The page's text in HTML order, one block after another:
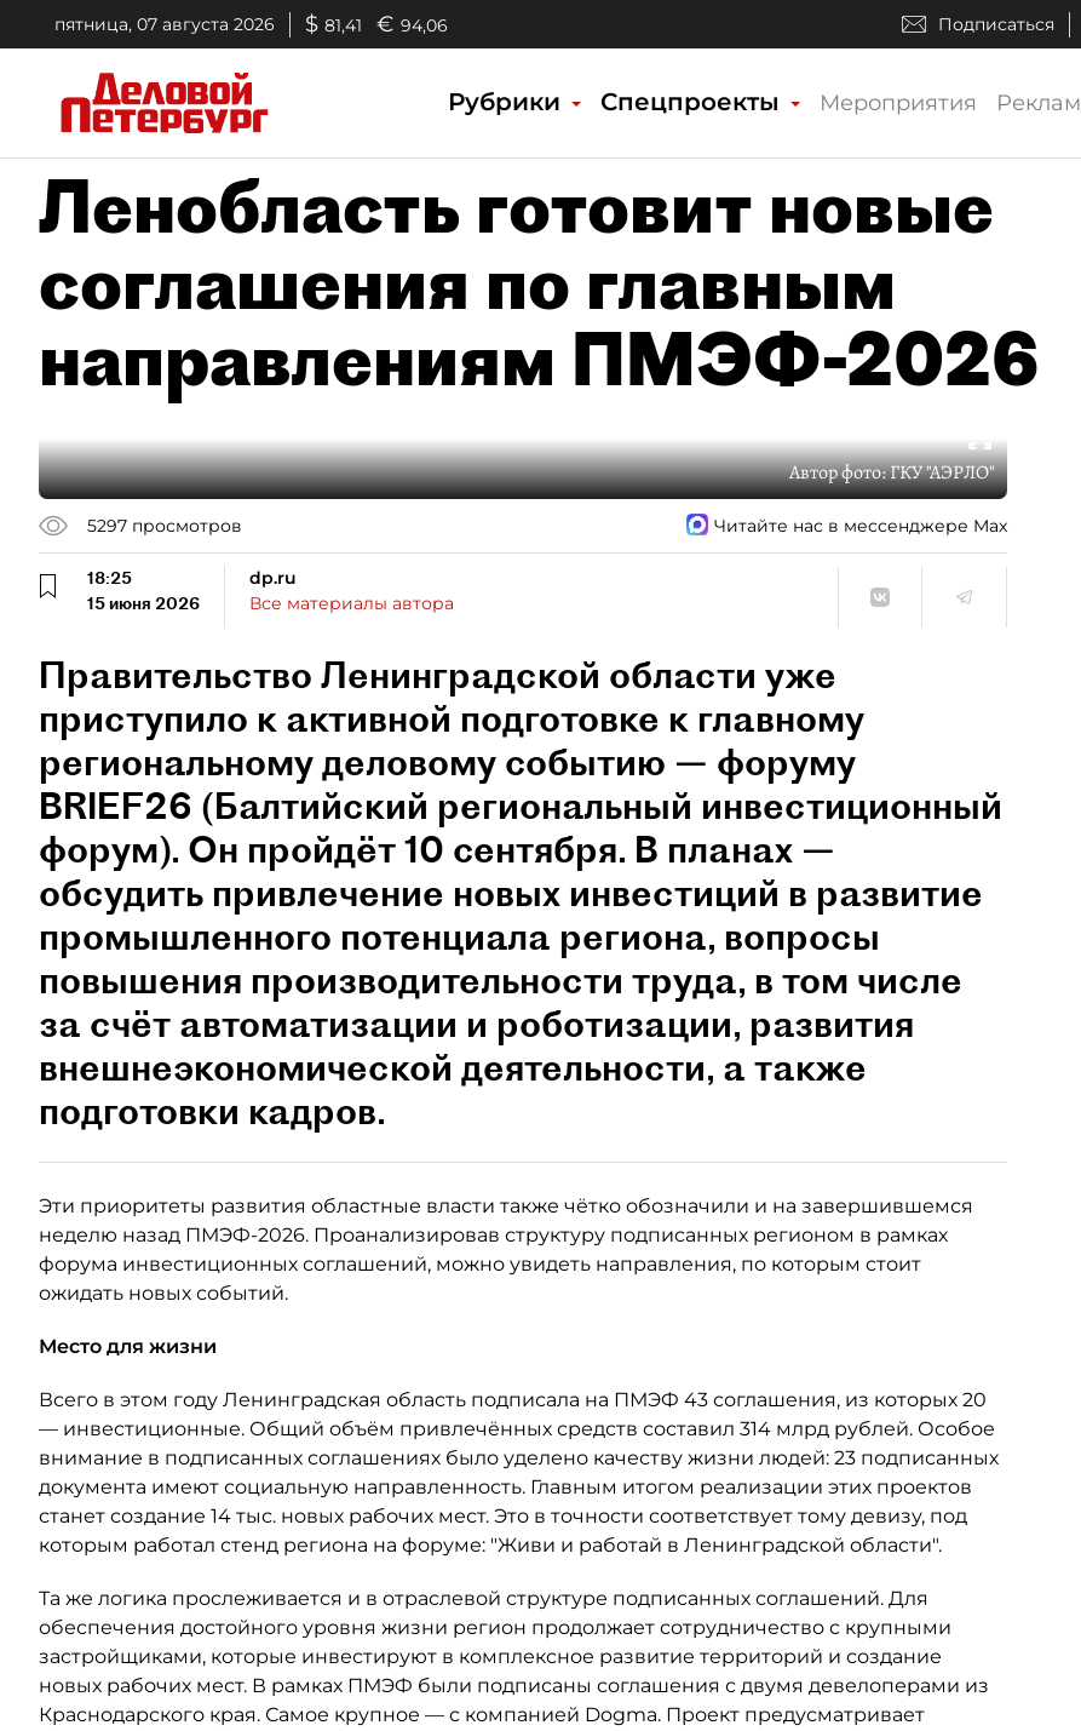
пятница, 07 августа 2026 $ 81,41 € 94,06 Подписаться
Рубрики Спецпроекты Мероприятия
Ленобласть готовит новые
соглашения по главным
направлениям ПМЭФ-2026
Автор фото:ГКУ "АЭРЛО"
5297 просмотров Читайте нас в мессенджере Max
18:25
15 июня 2026
dp.ru
Все материалы автора
Правительство Ленинградской области уже
приступило к активной подготовке к главному
региональному деловому событию — форуму
BRIEF26 (Балтийский региональный инвестиционный
форум). Он пройдёт 10 сентября. В планах —
обсудить привлечение новых инвестиций в развитие
промышленного потенциала региона, вопросы
повышения производительности труда, в том числе
за счёт автоматизации и роботизации, развития
внешнеэкономической деятельности, а также
подготовки кадров.
Эти приоритеты развития областные власти также чётко обозначили и на завершившемся
неделю назад ПМЭФ-2026. Проанализировав структуру подписанных регионом в рамках
форума инвестиционных соглашений, можно увидеть направления, по которым стоит
ожидать новых событий.
Место для жизни
Всего в этом году Ленинградская область подписала на ПМЭФ 43 соглашения, из которых 20
— инвестиционные. Общий объём привлечённых средств составил 314 млрд рублей. Особое
внимание в подписанных соглашениях было уделено качеству жизни людей: 23 подписанных
документа имеют социальную направленность. Главным итогом реализации этих проектов
станет создание 14 тыс. новых рабочих мест. Это в точности соответствует тому девизу, под
которым работал стенд региона на форуме: "Живи и работай в Ленинградской области".
Та же логика прослеживается и в отраслевой структуре подписанных соглашений. Для
обеспечения достойного уровня жизни регион продолжает сотрудничество с крупными
застройщиками, которые инвестируют в комплексное развитие территорий и создание
новых рабочих мест. В рамках ПМЭФ были подписаны соглашения с двумя девелоперами из
Краснодарского края. Самое крупное — с компанией Dogma. Проект предусматривает